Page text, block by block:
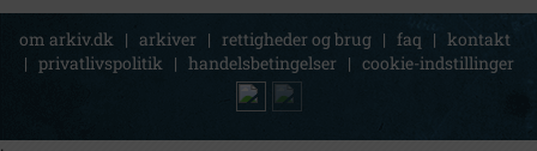
om arkiv.dk | arkiver | rettigheder og brug | faq | kontakt
| privatlivspolitik | handelsbetingelser | cookie-indstillinger